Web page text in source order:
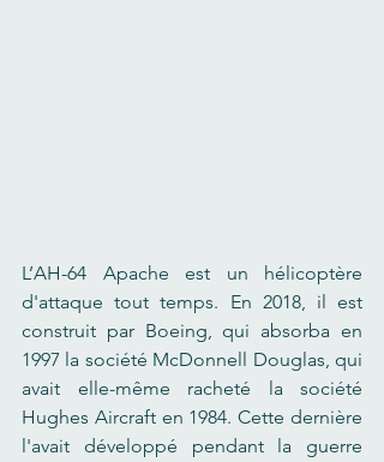
L’AH-64 Apache est un hélicoptère
d'attaque tout temps. En 2018, il est
construit par Boeing, qui absorba en
1997 la société McDonnell Douglas, qui
avait elle-même racheté la société
Hughes Aircraft en 1984. Cette dernière
l'avait développé pendant la guerre